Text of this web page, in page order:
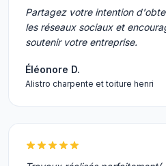
Partagez votre intention
les réseaux sociaux et
soutenir votre entreprise.
Éléonore D.
Alistro charpente et toiture henri